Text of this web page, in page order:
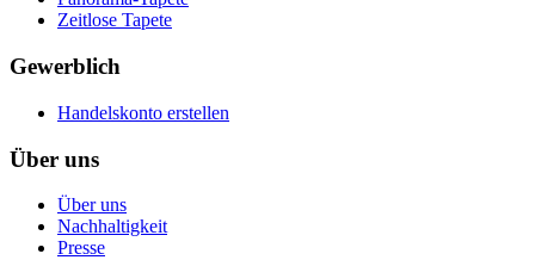
Zeitlose Tapete
Gewerblich
Handelskonto erstellen
Über uns
Über uns
Nachhaltigkeit
Presse